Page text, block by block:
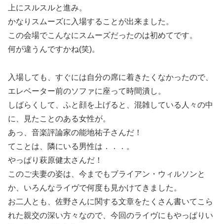
上にスルスルと進み。
かなりスムーズに入場することが出来ました。
この会場でこんなにスムーズだったのは初めてです。
何が違うんですかね(笑)。
入場しても、すぐには自分の席に着きたくなかったので、
エレベーター前のソファに座って時間潰し。
しばらくして、ふと顔を上げると、混雑している人々の中
に、見たことのある女性が。
あっ、音楽評論家の能地祐子さんだ！
てことは、隣にいる男性は．．．。
やっぱり萩原健太さんだ！
このご夫妻の姿は、今までもブライアン・ウィルソンと
か、いろんなライヴで何度も見かけてきました。
お二人とも、佐野さんに関する文章をたくさん書いてこら
れた親交の深い方々なので、今回のライヴにもやっぱりい